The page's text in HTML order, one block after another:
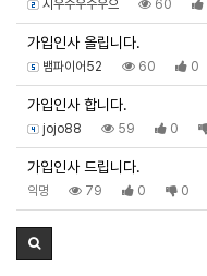
시우수우수우으 60
가입인사 올립니다.
뱀파이어52 60 0
가입인사 합니다.
jojo88 59 0
가입인사 드립니다.
익명 79 0 0